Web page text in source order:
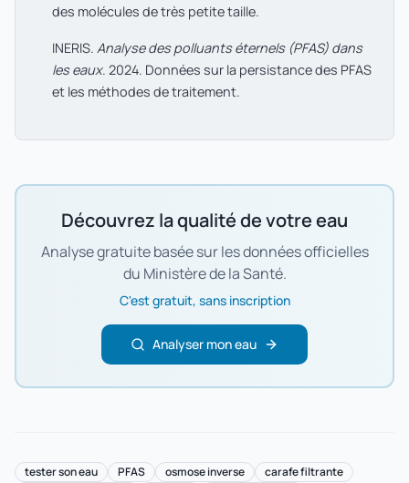
des molécules de très petite taille.
INERIS. Analyse des polluants éternels (PFAS) dans
les eaux. 2024. Données sur la persistance des PFAS
et les méthodes de traitement.
Découvrez la qualité de votre eau
Analyse gratuite basée sur les données officielles
du Ministère de la Santé.
C'est gratuit, sans inscription
Analyser mon eau
tester son eau PFAS osmose inverse
carafe filtrante